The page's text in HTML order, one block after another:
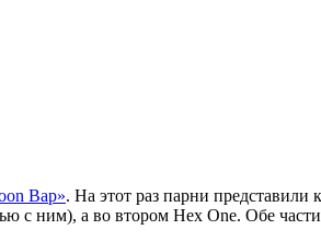
Bap». На этот раз парни представили
с ним), а во втором Hex One. Обе